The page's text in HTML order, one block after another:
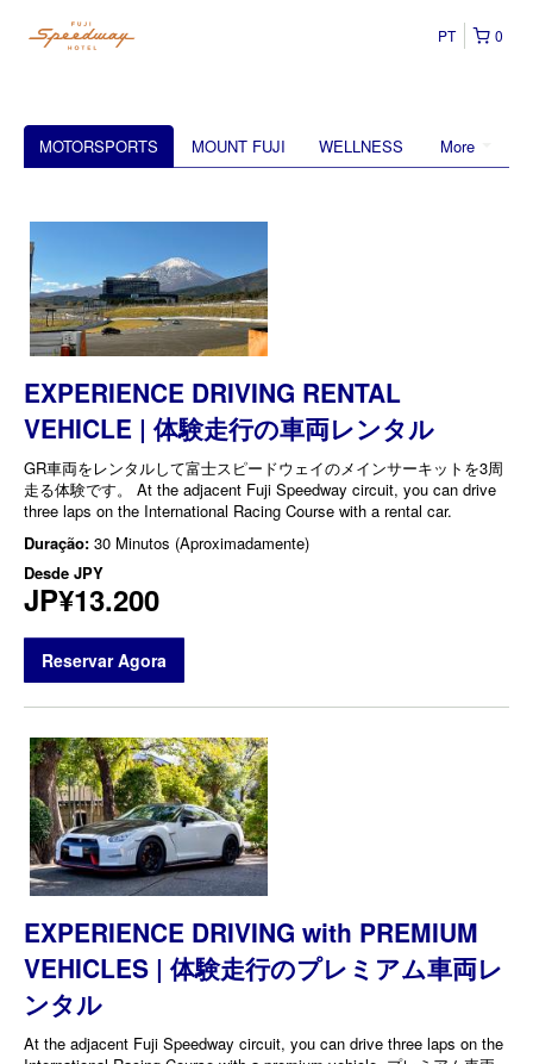
0
PT
More
MOTORSPORTS MOUNT FUJI WELLNESS
EXPERIENCE DRIVING RENTAL
VEHICLE | 体験走行の車両レンタル
GR車両をレンタルして富士スピードウェイのメインサーキットを3周
走る体験です。 At the adjacent Fuji Speedway circuit, you can drive
three laps on the International Racing Course with a rental car.
Duração: 30 Minutos (Aproximadamente)
Desde JPY
JP¥13.200
Reservar Agora
EXPERIENCE DRIVING with PREMIUM
VEHICLES | 体験走行のプレミアム車両レ
ンタル
At the adjacent Fuji Speedway circuit, you can drive three laps on the